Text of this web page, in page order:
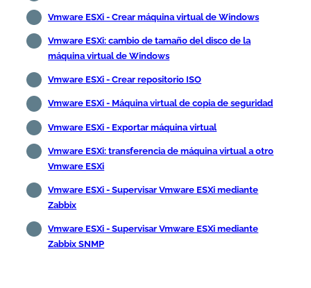
Vmware ESXi - Crear máquina virtual de Windows
Vmware ESXi: cambio de tamaño del disco de la
máquina virtual de Windows
Vmware ESXi - Crear repositorio ISO
Vmware ESXi - Máquina virtual de copia de seguridad
Vmware ESXi - Exportar máquina virtual
Vmware ESXi: transferencia de máquina virtual a otro
Vmware ESXi
Vmware ESXi - Supervisar Vmware ESXi mediante
Zabbix
Vmware ESXi - Supervisar Vmware ESXi mediante
Zabbix SNMP